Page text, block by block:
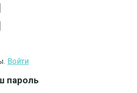
Войти
пароль